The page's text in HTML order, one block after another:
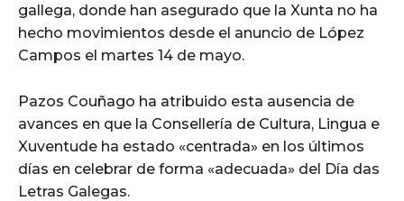
gallega, donde han asegurado que la Xunta no ha
hecho movimientos desde el anuncio de López
Campos el martes 14 de mayo.
Pazos Couñago ha atribuido esta ausencia de
avances en que la Consellería de Cultura, Lingua e
Xuventude ha estado «centrada» en los últimos
días en celebrar de forma «adecuada» del Día das
Letras Galegas.